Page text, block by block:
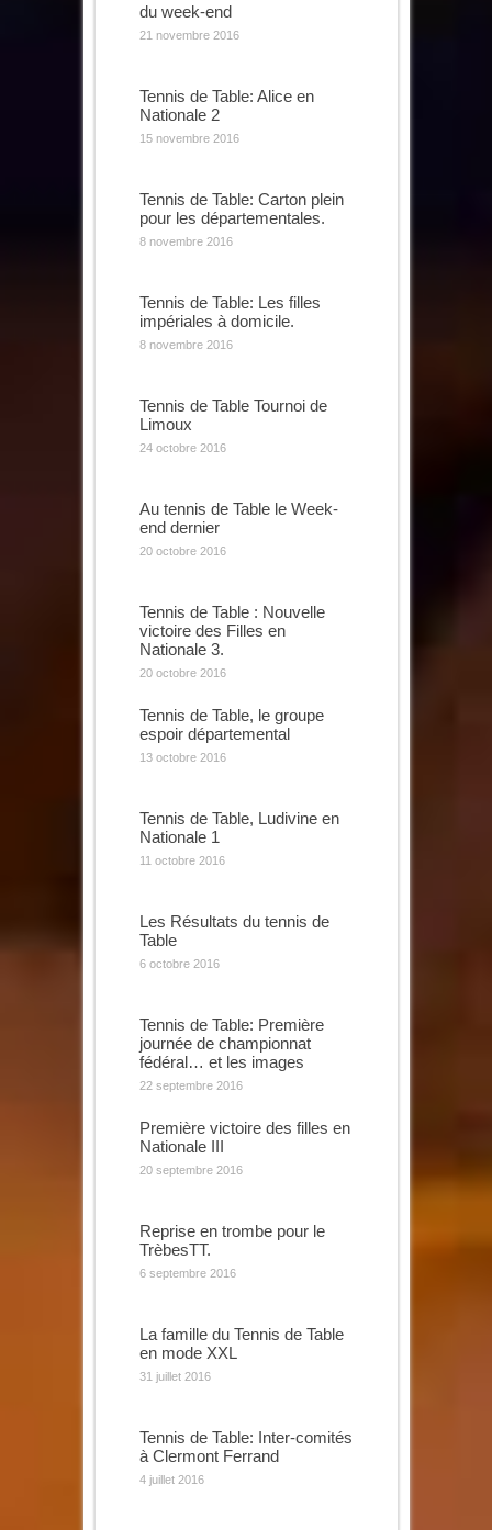
du week-end
21 novembre 2016
Tennis de Table: Alice en
Nationale 2
15 novembre 2016
Tennis de Table: Carton plein
pour les départementales.
8 novembre 2016
Tennis de Table: Les filles
impériales à domicile.
8 novembre 2016
Tennis de Table Tournoi de
Limoux
24 octobre 2016
Au tennis de Table le Week-
end dernier
20 octobre 2016
Tennis de Table : Nouvelle
victoire des Filles en
Nationale 3.
20 octobre 2016
Tennis de Table, le groupe
espoir départemental
13 octobre 2016
Tennis de Table, Ludivine en
Nationale 1
11 octobre 2016
Les Résultats du tennis de
Table
6 octobre 2016
Tennis de Table: Première
journée de championnat
fédéral… et les images
22 septembre 2016
Première victoire des filles en
Nationale III
20 septembre 2016
Reprise en trombe pour le
TrèbesTT.
6 septembre 2016
La famille du Tennis de Table
en mode XXL
31 juillet 2016
Tennis de Table: Inter-comités
à Clermont Ferrand
4 juillet 2016